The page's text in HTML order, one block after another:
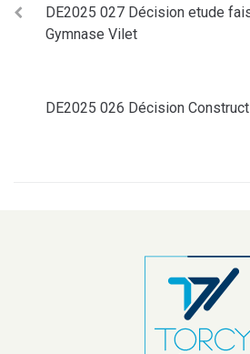
DE2025 027 Décision etude
Gymnase Vilet
DE2025 026 Décision